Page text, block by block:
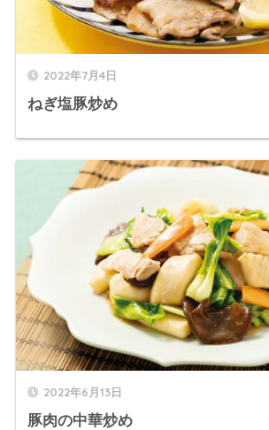
2022年7月4日
ねぎ塩豚炒め
2022年6月13日
豚肉の中華炒め